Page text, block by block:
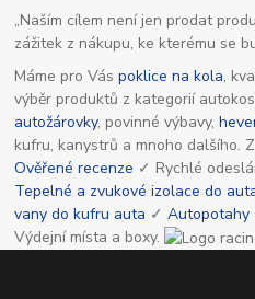
„Naším cílem není jen prodat
zážitek z nákupu, ke kterému se
Máme pro Váspoklice na kola,
výběr produktů z kategorií
autožárovky, povinné výbavy,
kufru, kanystrů a mnoho dalšího.
Ověřené recenze ✓ Rychlé
Tepelné a zvukové izolace do
vany do kufru auta ✓Autopotahy
Výdejní místa a boxy.